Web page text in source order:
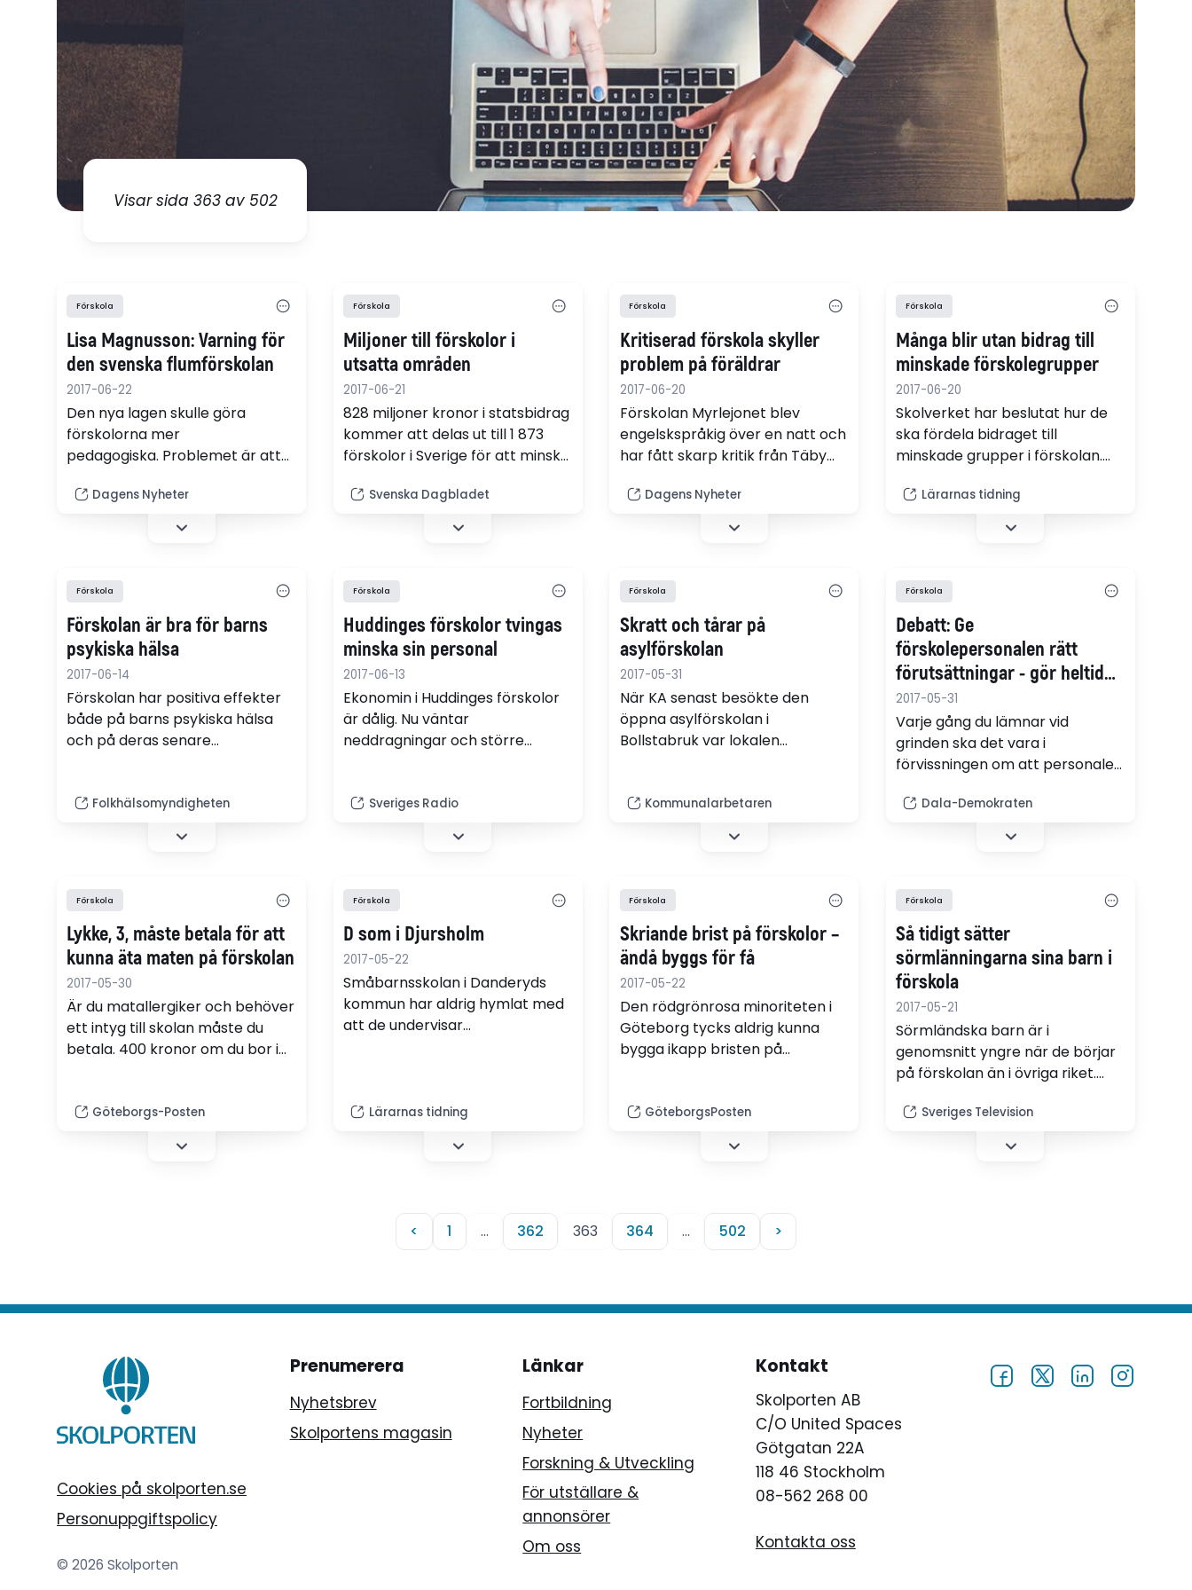
Visar sida 363 av 502
Förskola
Lisa Magnusson: Varning för
den svenska flumförskolan
2017-06-22
Den nya lagen skulle göra
förskolorna mer
pedagogiska. Problemet är att
praktiken, skriver Lisa
Magnusson på ledarplats.
Dagens Nyheter
Förskola
Miljoner till förskolor i
utsatta områden
2017-06-21
828 miljoner kronor i statsbidrag
kommer att delas ut till 1 873
förskolor i Sverige för att minska
prioriteras förskolor i utsatta
områden, efter ett beslut från
Svenska Dagbladet
Förskola
Kritiserad förskola skyller
problem på föräldrar
2017-06-20
Förskolan Myrlejonet blev
engelskspråkig över en natt och
har fått skarp kritik från Täby
ett yttrande att föräldrarna till
förskolans barn är för krävande.
Dagens Nyheter
Förskola
Många blir utan bidrag till
minskade förskolegrupper
2017-06-20
Skolverket har beslutat hur de
ska fördela bidraget till
minskade grupper i förskolan.
förskolor. Men många som sökt
Lärarnas tidning
Förskola
Förskolan är bra för barns
psykiska hälsa
2017-06-14
Förskolan har positiva effekter
både på barns psykiska hälsa
och på deras senare
litteraturöversikt från
Folkhälsomyndigheten och
Centrum för epidemiologi och
visar också hur viktigt det är
med en god övergång mellan
förskola och skola.
Folkhälsomyndigheten
Förskola
Huddinges förskolor tvingas
minska sin personal
2017-06-13
Ekonomin i Huddinges förskolor
är dålig. Nu väntar
neddragningar och större
tycker att de skurit ner.
Sveriges Radio
Förskola
Skratt och tårar på
asylförskolan
2017-05-31
När KA senast besökte den
öppna asylförskolan i
Bollstabruk var lokalen
barnskötaren Birgitta­ Nyberg
Kommunalarbetaren
Förskola
Debatt: Ge
förskolepersonalen rätt
förutsättningar - gör heltid
och tillsvidareanställning till
norm
2017-05-31
Varje gång du lämnar vid
grinden ska det vara i
förvissningen om att personalen
förutsättningar att ge ditt barn
verktyg att lära, leka och
frågan om tillsvidareanställning
på heltid högre inom all sin
offentligt finansierade
verksamhet, skriver Tobias
Baudin, förbundsordförande
Kommunal, m.fl. .
Dala-Demokraten
Förskola
Lykke, 3, måste betala för att
kunna äta maten på förskolan
2017-05-30
Är du matallergiker och behöver
ett intyg till skolan måste du
betala. 400 kronor om du bor i
hundra kronor mindre. Och det
spelar ingen roll om du är vuxen
Göteborgs-Posten
Förskola
D som i Djursholm
2017-05-22
Småbarnsskolan i Danderyds
kommun har aldrig hymlat med
att de undervisar
Lärarnas tidning
Förskola
Skriande brist på förskolor –
ändå byggs för få
2017-05-22
Den rödgrönrosa minoriteten i
Göteborg tycks aldrig kunna
bygga ikapp bristen på
Över tusen nya
förskoleavdelningar behövs
fram till 2025, skriver Bo
GöteborgsPosten
Förskola
Så tidigt sätter
sörmlänningarna sina barn i
förskola
2017-05-21
Sörmländska barn är i
genomsnitt yngre när de börjar
på förskolan än i övriga riket.
Skolverket.
Sveriges Television
< 1 … 362 363 364 … 502 >
Cookies på skolporten.se
Personuppgiftspolicy
© 2026 Skolporten
Prenumerera
Nyhetsbrev
Skolportens magasin
Länkar
Fortbildning
Nyheter
Forskning & Utveckling
För utställare &
annonsörer
Om oss
Kontakt
Skolporten AB
C/O United Spaces
Götgatan 22A
118 46 Stockholm
08-562 268 00
Kontakta oss